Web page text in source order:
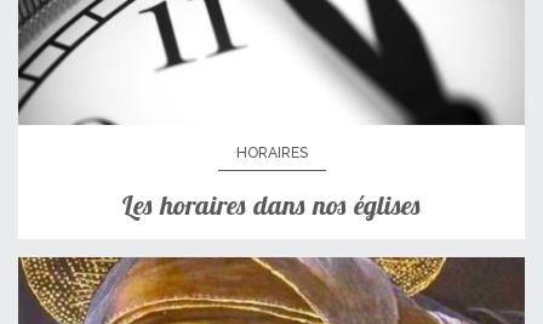
HORAIRES
Les horaires dans nos églises